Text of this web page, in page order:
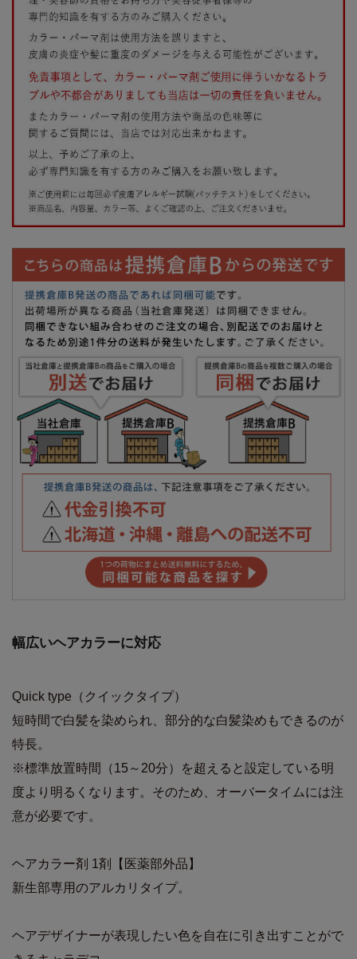
幅広いヘアカラーに対応
Quick type（クイックタイプ）
短時間で白髪を染められ、部分的な白髪染めもできるのが
特長。
※標準放置時間（15～20分）を超えると設定している明
度より明るくなります。そのため、オーバータイムには注
意が必要です。
ヘアカラー剤 1剤【医薬部外品】
新生部専用のアルカリタイプ。
ヘアデザイナーが表現したい色を自在に引き出すことがで